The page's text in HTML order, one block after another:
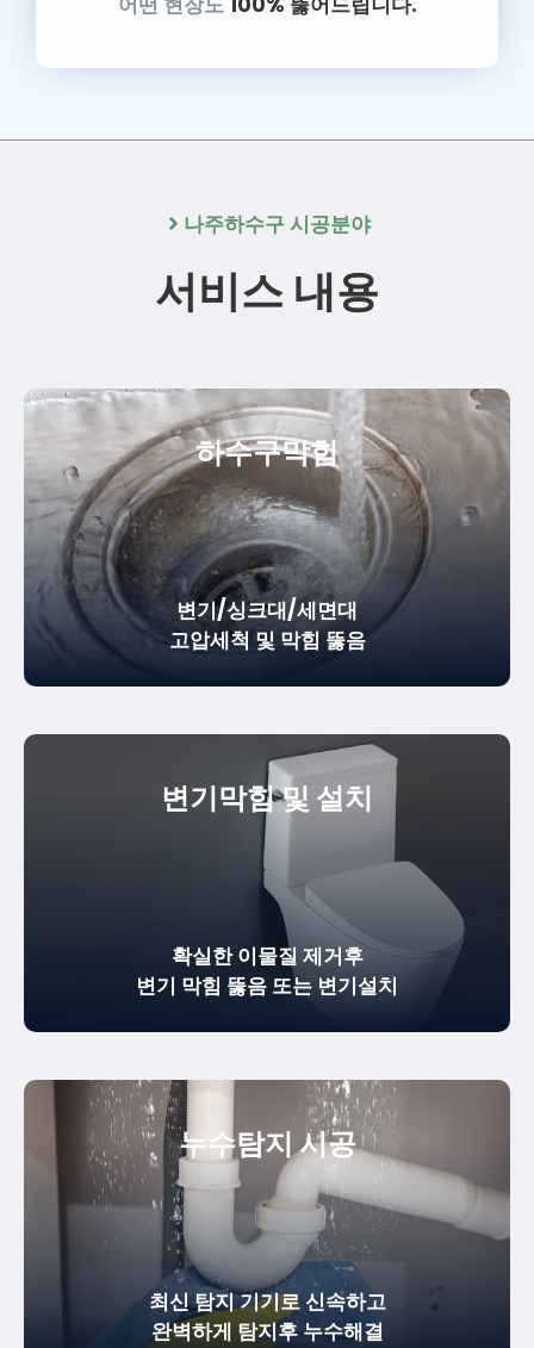
나주하수구 시공분야
서비스 내용
하수구막힘
변기/싱크대/세면대
고압세척 및 막힘 뚫음
변기막힘 및 설치
확실한이물질 제거후
변기 막힘 뚫음 또는 변기설치
누수탐지 시공
최신 탐지 기기로 신속하고
완벽하게 탐지후 누수해결